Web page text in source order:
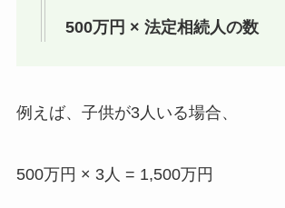
500万円 × 法定相続人の数
例えば、子供が3人いる場合、
500万円 × 3人 = 1,500万円